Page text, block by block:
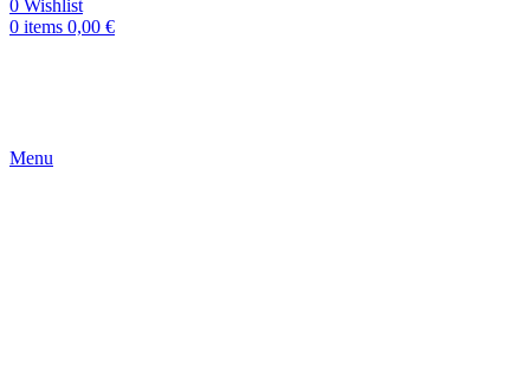
0 Wishlist
0 items 0,00 €
Menu